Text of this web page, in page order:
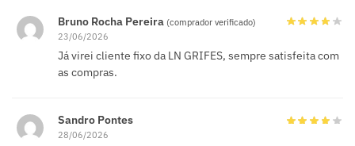
Bruno Rocha Pereira (comprador verificado)
23/06/2026
Já virei cliente fixo da LN GRIFES, sempre satisfeita com
as compras.
Sandro Pontes
28/06/2026